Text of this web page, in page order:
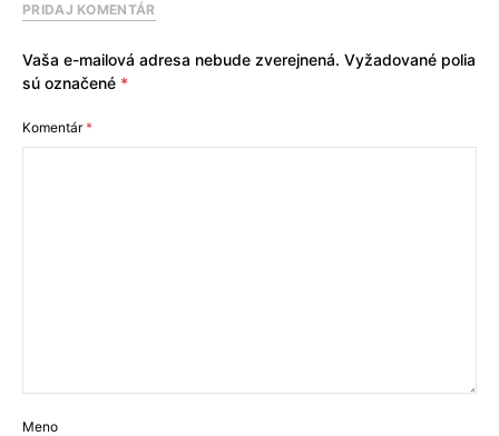
PRIDAJ KOMENTÁR
Vaša e-mailová adresa nebude zverejnená. Vyžadované polia
sú označené *
Komentár*
Meno